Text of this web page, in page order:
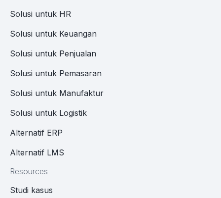
Solusi untuk HR
Solusi untuk Keuangan
Solusi untuk Penjualan
Solusi untuk Pemasaran
Solusi untuk Manufaktur
Solusi untuk Logistik
Alternatif ERP
Alternatif LMS
Resources
Studi kasus